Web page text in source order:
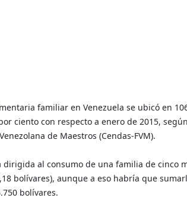
familiar en Venezuela se ubicó en
ciento con respecto a enero de 2015,
de Maestros (Cendas-FVM).
dirigida al consumo de una familia de cinco
bolívares), aunque a eso habría que
bolívares.